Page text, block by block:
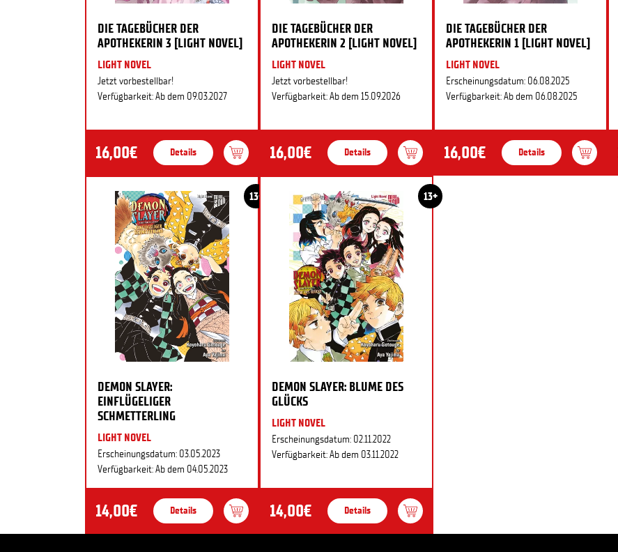
DIE TAGEBÜCHER DER
APOTHEKERIN 3 [LIGHT NOVEL]
LIGHT NOVEL
Jetzt vorbestellbar!
Verfügbarkeit: Ab dem 09.03.2027
16,00€ Details
DIE TAGEBÜCHER DER
APOTHEKERIN 2 [LIGHT NOVEL]
LIGHT NOVEL
Jetzt vorbestellbar!
Verfügbarkeit: Ab dem 15.09.2026
16,00€ Details
DIE TAGEBÜCHER DER
APOTHEKERIN 1 [LIGHT NOVEL]
LIGHT NOVEL
Erscheinungsdatum: 06.08.2025
Verfügbarkeit: Ab dem 06.08.2025
16,00€ Details
13+
DEMON SLAYER:
EINFLÜGELIGER
SCHMETTERLING
LIGHT NOVEL
Erscheinungsdatum: 03.05.2023
Verfügbarkeit: Ab dem 04.05.2023
14,00€ Details
13+
DEMON SLAYER: BLUME DES
GLÜCKS
LIGHT NOVEL
Erscheinungsdatum: 02.11.2022
Verfügbarkeit: Ab dem 03.11.2022
14,00€ Details